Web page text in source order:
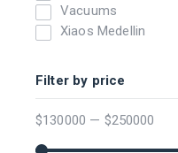
Vacuums
Xiaos Medellin
Filter by price
$130000 — $250000